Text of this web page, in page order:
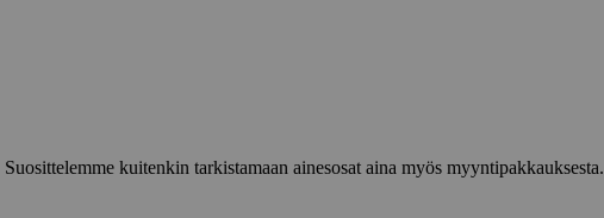
kuitenkin tarkistamaan ainesosat aina myös myyntipakkauksesta.